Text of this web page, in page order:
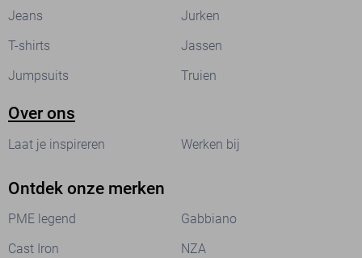
Jeans
Jurken
T-shirts
Jassen
Jumpsuits
Truien
Over ons
Laat je inspireren Werken bij
Ontdek onze merken
PME legend
Gabbiano
Cast Iron
NZA